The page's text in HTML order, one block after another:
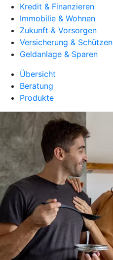
Kredit & Finanzieren
Immobilie & Wohnen
Zukunft & Vorsorgen
Versicherung & Schützen
Geldanlage & Sparen
Übersicht
Beratung
Produkte